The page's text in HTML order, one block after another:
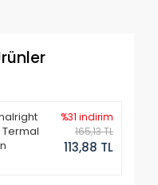
Termal
%31 indirim
165,13 TL
113,88 TL